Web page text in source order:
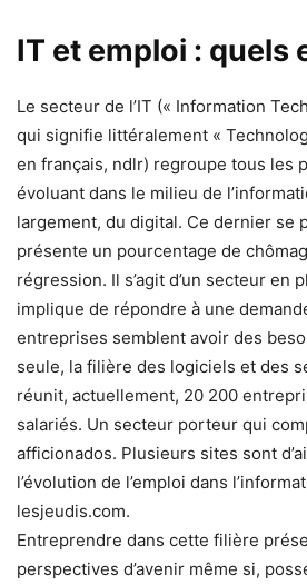
IT et emploi : quels
Le secteur de l’IT (« Information
qui signifie littéralement «
en français, ndlr) regroupe tous les
évoluant dans le milieu de
largement, du digital. Ce dernier se
présente un pourcentage de
régression. Il s’agit d’un secteur en
implique de répondre à une
entreprises semblent avoir des
seule, la filière des logiciels et des
réunit, actuellement, 20 200
salariés. Un secteur porteur qui
afficionados. Plusieurs sites sont
l’évolution de l’emploi dans
lesjeudis.com.
Entreprendre dans cette filière
perspectives d’avenir même si,